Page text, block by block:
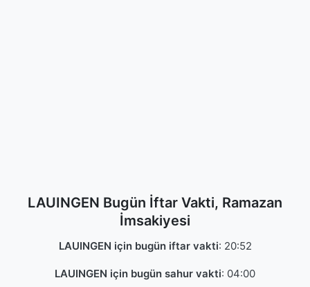
LAUINGEN Bugün İftar Vakti, Ramazan
İmsakiyesi
LAUINGEN için bugün iftar vakti: 20:52
LAUINGEN için bugün sahur vakti: 04:00